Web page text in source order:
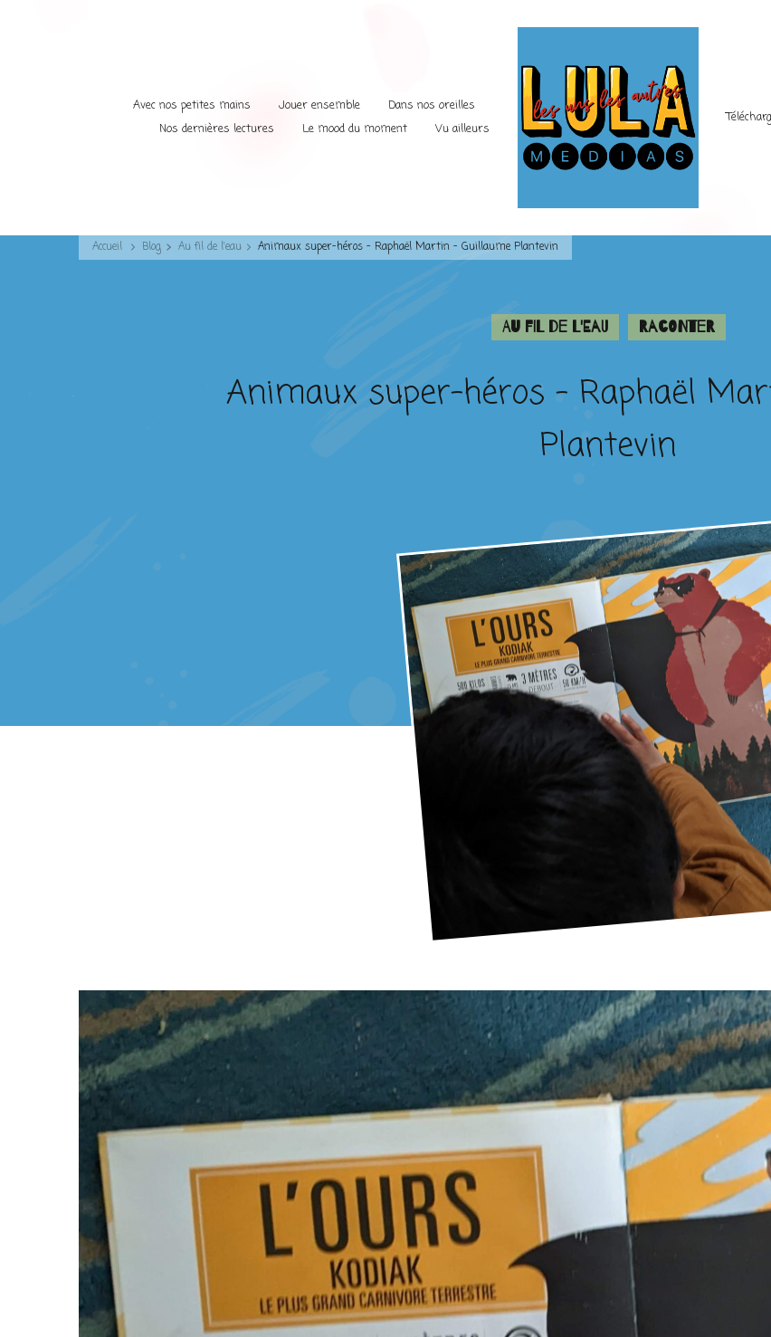
Avec nos petites mains Jouer ensemble
Dans nos oreilles
Nos dernières lectures
Le mood du moment Vu ailleurs
Accueil Blog Au fil de l'eau Animaux super-héros – Raphaël Martin – Guillaume Plantevin
Au fil de l'eau Raconter
Animaux super-héros – Raphaël
Plantevin